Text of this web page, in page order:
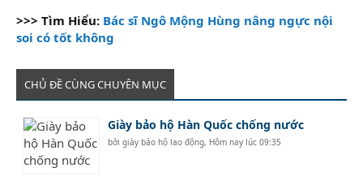
>>> Tìm Hiểu: Bác sĩ Ngô Mộng Hùng nâng ngực nội
soi có tốt không
CHỦ ĐỀ CÙNG CHUYÊN MỤC
Giày bảo hộ Hàn Quốc chống nước
bởigiày bảo hộ lao động, Hôm nay lúc 09:35